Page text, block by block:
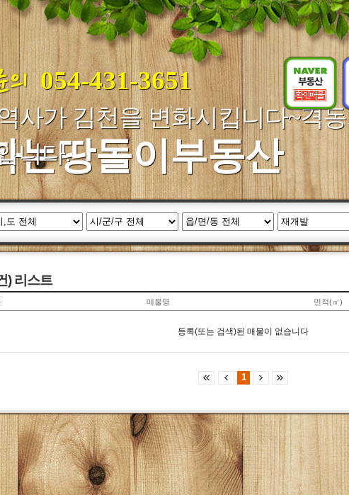
는땅돌이부동산
054-431-3651
사가 김천을 변화시킵니다~격
니다.
) 리스트
매물명 면적(㎡)
등록(또는 검색)된 매물이 없습니다
1